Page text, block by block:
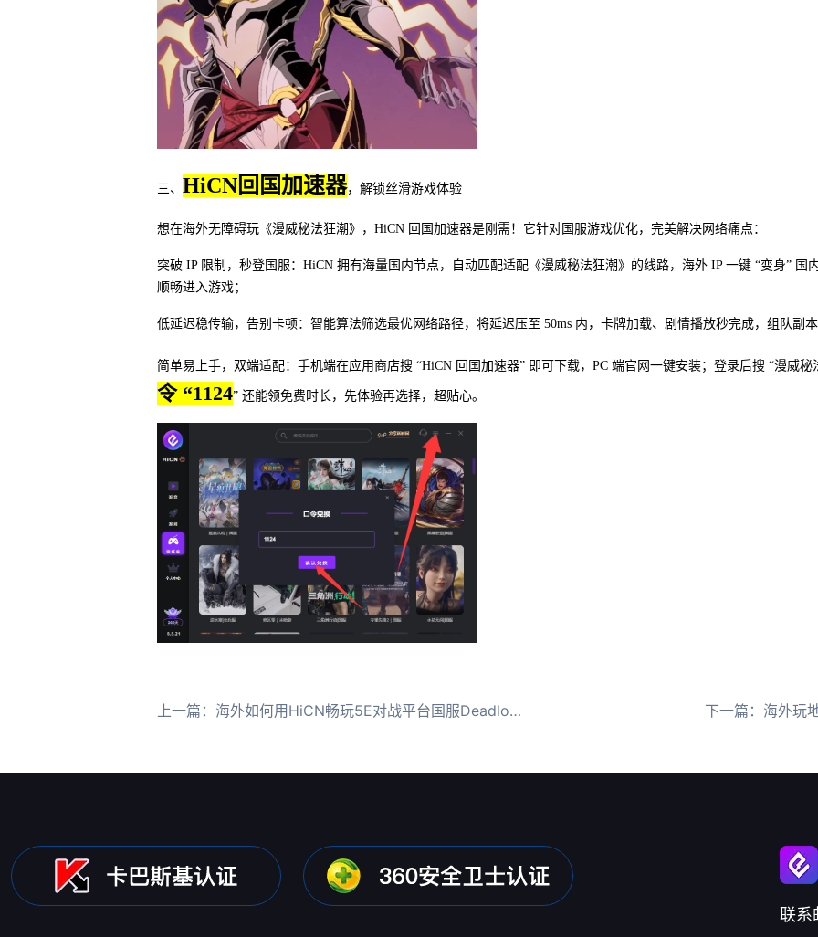
三、 HiCN回国加速器，解锁丝滑游戏体验
想在海外无障碍玩《漫威秘法狂潮》，HiCN 回国加速器是刚需！它针对国服游戏优化，完美解决网络痛点：
突破 IP 限制，秒登国服：HiCN 拥有海量国内节点，自动匹配适配《漫威秘法狂潮》的线路，海外 IP 一键 “变身” 国
顺畅进入游戏；
低延迟稳传输，告别卡顿：智能算法筛选最优网络路径，将延迟压至 50ms 内，卡牌加载、剧情播放秒完成，组队副
简单易上手，双端适配：手机端在应用商店搜 “HiCN 回国加速器” 即可下载，PC 端官网一键安装；登录后搜 “漫威秘
令 “1124” 还能领免费时长，先体验再选择，超贴心。
上一篇： 海外如何用HiCN畅玩5E对战平台国服Deadlock 下一篇： 海外玩地
联系